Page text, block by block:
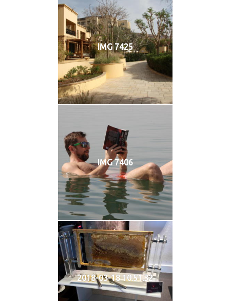
IMG 7425
IMG 7406
2018-03-18 10.51.32